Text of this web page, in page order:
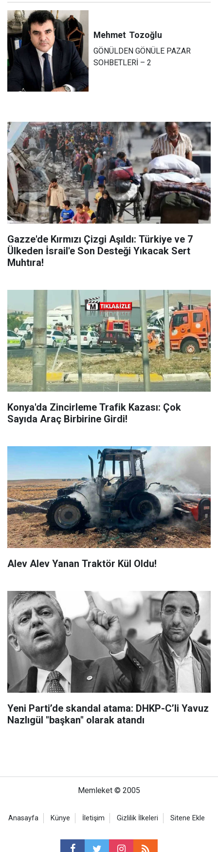
Mehmet Tozoğlu
GÖNÜLDEN GÖNÜLE PAZAR
SOHBETLERİ – 2
Gazze'de Kırmızı Çizgi Aşıldı: Türkiye ve 7
Ülkeden İsrail'e Son Desteği Yıkacak Sert
Muhtıra!
Konya'da Zincirleme Trafik Kazası: Çok
Sayıda Araç Birbirine Girdi!
Alev Alev Yanan Traktör Kül Oldu!
Yeni Parti’de skandal atama: DHKP-C’li Yavuz
Nazlıgül "başkan" olarak atandı
Memleket © 2005
Anasayfa Künye İletişim Gizlilik İlkeleri Sitene Ekle